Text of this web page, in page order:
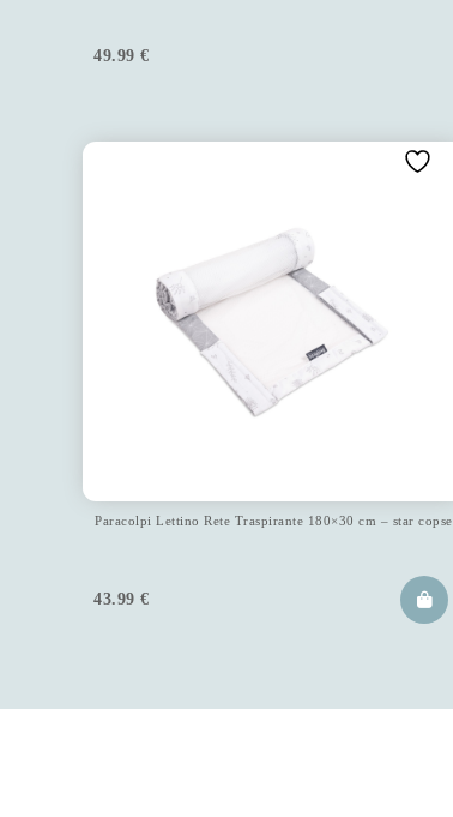
49.99 €
Paracolpi Lettino Rete Traspirante 180×30 cm – star copse
43.99 €